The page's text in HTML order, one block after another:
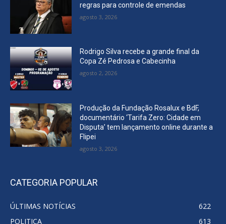
regras para controle de emendas
agosto 3, 2026
Rodrigo Silva recebe a grande final da
Copa Zé Pedrosa e Cabecinha
agosto 2, 2026
Produção da Fundação Rosalux e BdF,
documentário ‘Tarifa Zero: Cidade em
Disputa’ tem lançamento online durante a
Flipei
agosto 3, 2026
CATEGORIA POPULAR
ÚLTIMAS NOTÍCIAS
622
POLITICA
613